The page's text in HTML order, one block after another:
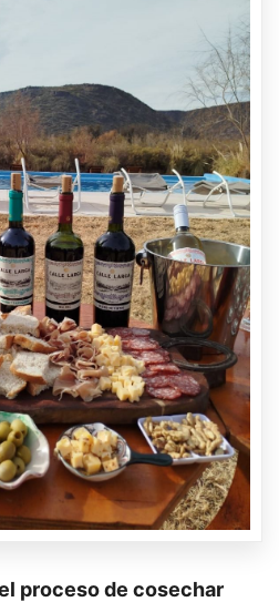
proceso de cosechar